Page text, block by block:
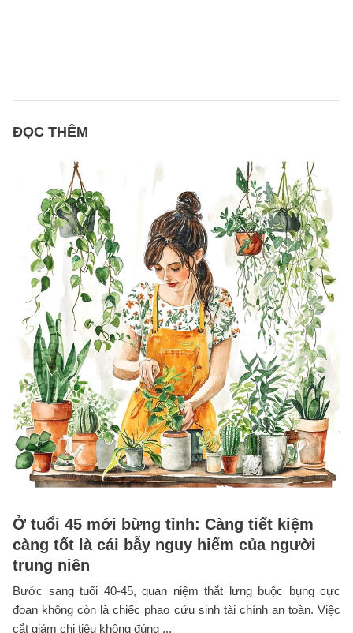
ĐỌC THÊM
Ở tuổi 45 mới bừng tỉnh: Càng tiết kiệm
càng tốt là cái bẫy nguy hiểm của người
trung niên
Bước sang tuổi 40-45, quan niệm thắt lưng buộc bụng cực
đoan không còn là chiếc phao cứu sinh tài chính an toàn. Việc
cắt giảm chi tiêu không đúng ...